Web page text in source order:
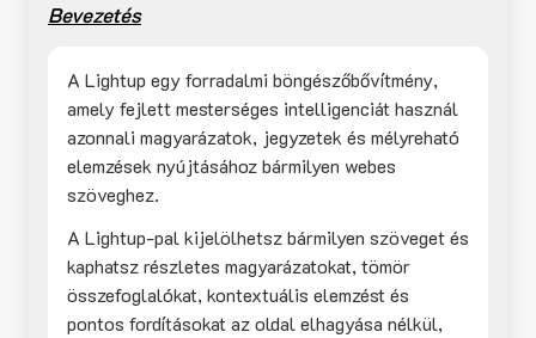
Bevezetés
A Lightup egy forradalmi böngészőbővítmény,
amely fejlett mesterséges intelligenciát használ
azonnali magyarázatok, jegyzetek és mélyreható
elemzések nyújtásához bármilyen webes
szöveghez.
A Lightup-pal kijelölhetsz bármilyen szöveget és
kaphatsz részletes magyarázatokat, tömör
összefoglalókat, kontextuális elemzést és
pontos fordításokat az oldal elhagyása nélkül,